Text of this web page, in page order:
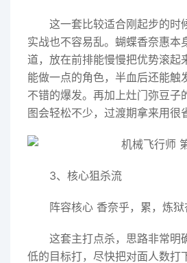
这一套比较适合刚起步的时
实战也不容易乱。蝴蝶香奈惠本
道，放在前排能慢慢把优势滚起
能做一点的角色，半血后还能触
不错的爆发。再加上灶门弥豆子
图会轻松不少，过渡期拿来用很
3、核心狙杀流
阵容核心 香奈乎，累，炼狱
这套主打点杀，思路非常明
低的目标打，尽快把对面人数打